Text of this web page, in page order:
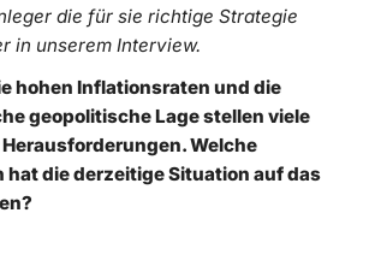
die für sie richtige Strategie
in unserem Interview.
hohen Inflationsraten und die
geopolitische Lage stellen viele
Welche
die derzeitige Situation auf das